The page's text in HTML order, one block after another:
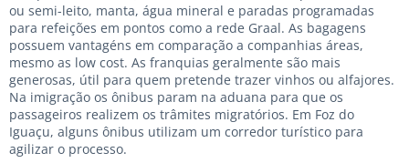
ou semi-leito, manta, água mineral e paradas programadas
para refeições em pontos como a rede Graal. As bagagens
possuem vantagéns em comparação a companhias áreas,
mesmo as low cost. As franquias geralmente são mais
generosas, útil para quem pretende trazer vinhos ou alfajores.
Na imigração os ônibus param na aduana para que os
passageiros realizem os trâmites migratórios. Em Foz do
Iguaçu, alguns ônibus utilizam um corredor turístico para
agilizar o processo.